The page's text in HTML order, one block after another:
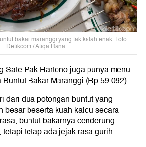
bakar maranggi yang tak kalah enak. Foto:
Detikcom / Atiqa Rana
Sate Pak Hartono juga punya menu
Bakar Maranggi (Rp 59.092).
dari dua potongan buntut yang
besar beserta kuah kaldu secara
buntut bakarnya cenderung
tetapi tetap ada jejak rasa gurih